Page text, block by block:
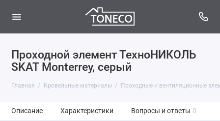
Проходной элемент ТехноНИКОЛЬ
SKAT Monterrey, серый
Главная Кровельные материалы Проходные и вентиляционные
Описание Характеристики Вопросы и ответы 0